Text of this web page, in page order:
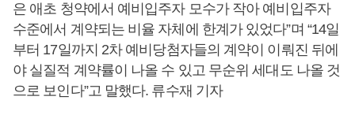
은 애초 청약에서 예비입주자 모수가 작아 예비입주자
수준에서 계약되는 비율 자체에 한계가 있었다”며 “14일
부터 17일까지 2차 예비당첨자들의 계약이 이뤄진 뒤에
야 실질적 계약률이 나올 수 있고 무순위 세대도 나올 것
으로 보인다”고 말했다. 류수재 기자